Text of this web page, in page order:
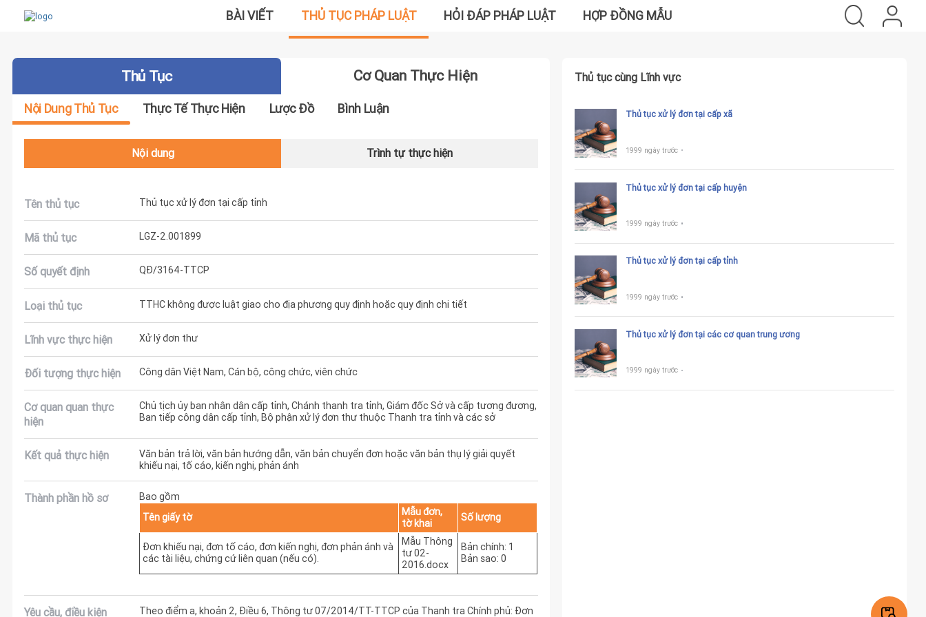
BÀI VIẾT THỦ TỤC PHÁP LUẬT HỎI ĐÁP PHÁP LUẬT HỢP ĐỒNG MẪU
Thủ Tục Cơ Quan Thực Hiện
Nội Dung Thủ Tục Thực Tế Thực Hiện Lược Đồ Bình Luận
Nội dung Trình tự thực hiện
Tên thủ tục Thủ tục xử lý đơn tại cấp tỉnh
Mã thủ tục LGZ-2.001899
Số quyết định QĐ/3164-TTCP
Loại thủ tục TTHC không được luật giao cho địa phương quy định hoặc quy định chi tiết
Lĩnh vực thực hiện Xử lý đơn thư
Đối tượng thực hiện Công dân Việt Nam, Cán bộ, công chức, viên chức
Cơ quan quan thực
hiện
Chủ tịch ủy ban nhân dân cấp tỉnh, Chánh thanh tra tỉnh, Giám đốc Sở và cấp tương đương,
Ban tiếp công dân cấp tỉnh, Bộ phận xử lý đơn thư thuộc Thanh tra tỉnh và các sở
Kết quả thực hiện
Văn bản trả lời, văn bản hướng dẫn, văn bản chuyển đơn hoặc văn bản thụ lý giải quyết
khiếu nại, tố cáo, kiến nghị, phản ánh
Thành phần hồ sơ
Bao gồm
Tên giấy tờ
Mẫu đơn,
tờ khai
Số lượng
Đơn khiếu nại, đơn tố cáo, đơn kiến nghị, đơn phản ánh và
các tài liệu, chứng cứ liên quan (nếu có).
Mẫu Thông
tư 02-
2016.docx
Bản chính: 1
Bản sao: 0
Yêu cầu, điều kiện
Theo điểm a, khoản 2, Điều 6, Thông tư 07/2014/TT-TTCP của Thanh tra Chính phủ: Đơn
Thủ tục cùng Lĩnh vực
Thủ tục xử lý đơn tại cấp xã
1999 ngày trước
Thủ tục xử lý đơn tại cấp huyện
1999 ngày trước
Thủ tục xử lý đơn tại cấp tỉnh
1999 ngày trước
Thủ tục xử lý đơn tại các cơ quan trung ương
1999 ngày trước